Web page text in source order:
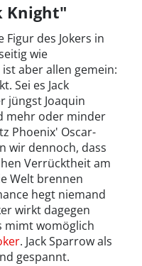
Knight"
Figur des Jokers in
wie
aber allen gemein:
Sei es Jack
jüngst Joaquin
mehr oder minder
Phoenix' Oscar-
wir dennoch, dass
Verrücktheit am
Welt brennen
hegt niemand
wirkt dagegen
mimt womöglich
. Jack Sparrow als
gespannt.